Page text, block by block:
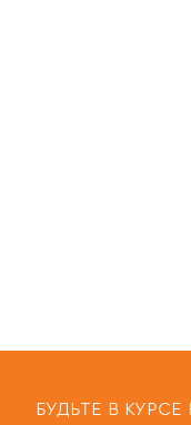
БУДЬТЕ В